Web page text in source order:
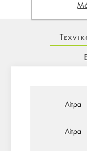
Λίτρα
Λίτρα